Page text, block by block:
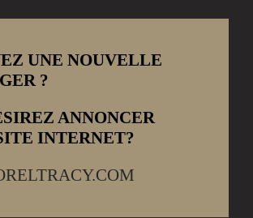
UNE NOUVELLE
?
ANNONCER
INTERNET?